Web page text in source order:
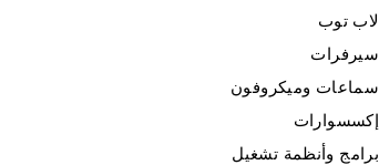
لاب توب
سيرفرات
سماعات وميكروفون
إكسسوارات
برامج وأنظمة تشغيل